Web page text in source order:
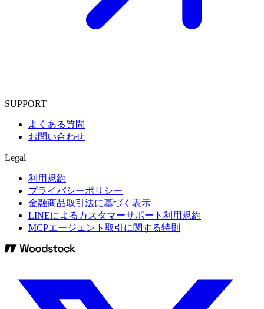
SUPPORT
よくある質問
お問い合わせ
Legal
利用規約
プライバシーポリシー
金融商品取引法に基づく表示
LINEによるカスタマーサポート利用規約
MCPエージェント取引に関する特則